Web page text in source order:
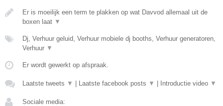
Er is moeilijk een term te plakken op wat Davvod allemaal uit de
boxen laat ▼
Dj, Verhuur geluid, Verhuur mobiele dj booths, Verhuur generatoren,
Verhuur ▼
Er wordt gewerkt op afspraak.
Laatste tweets ▼ | Laatste facebook posts ▼ | Introductie video ▼
Sociale media: